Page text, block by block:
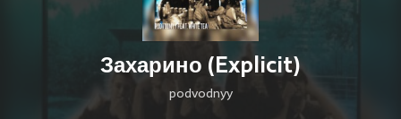
Захарино (Explicit)
podvodnyy